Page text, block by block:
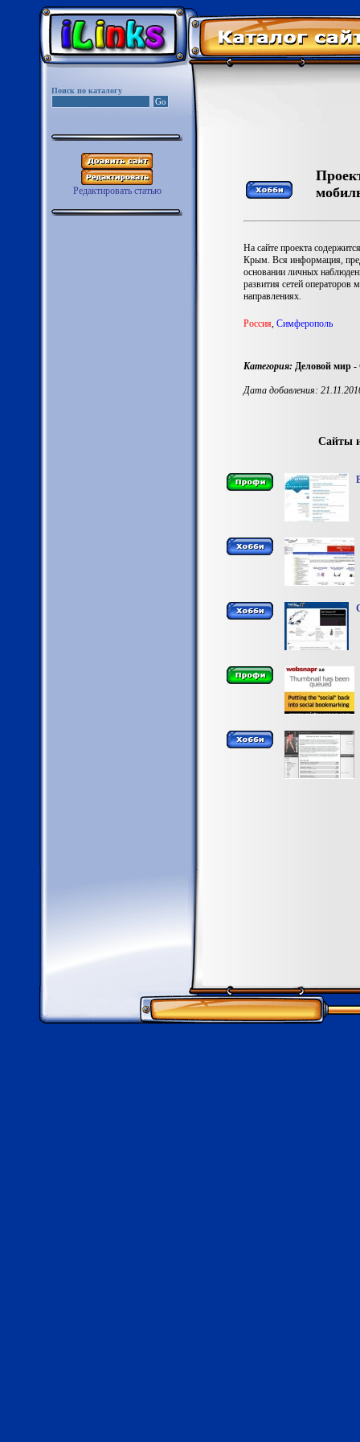
Поиск по каталогу
Редактировать статью
На сайте проекта
Крым. Вся информация,
основании личных
развития сетей
направлениях.
Роccия, Симферополь
Категория: Деловой мир -
Дата добавления:
Сайты